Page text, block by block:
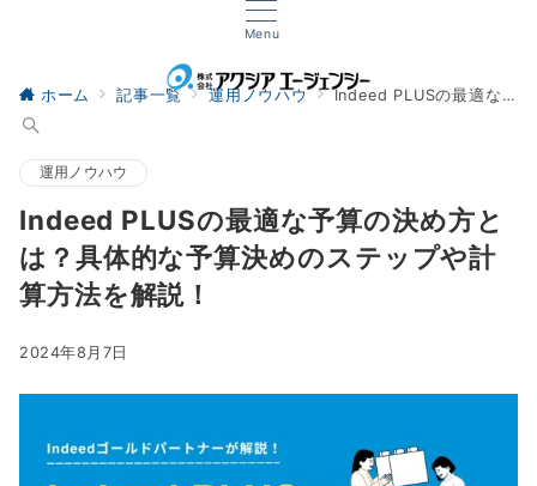
Menu
ホーム 記事一覧 運用ノウハウ Indeed PLUSの最適な予算の決め方とは？具体的な予算決めのステップや計算方法を解説！
運用ノウハウ
Indeed PLUSの最適な予算の決め方と
は？具体的な予算決めのステップや計
算方法を解説！
2024年8月7日